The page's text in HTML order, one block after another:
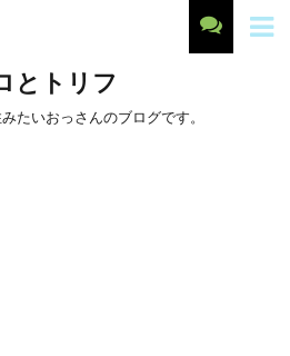
とトリフ
たいおっさんのブログです。